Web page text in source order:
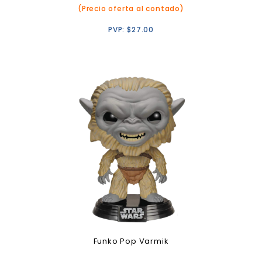
(Precio oferta al contado)
PVP:$27.00
Funko Pop Varmik